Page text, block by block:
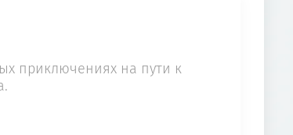
приключениях на пути к